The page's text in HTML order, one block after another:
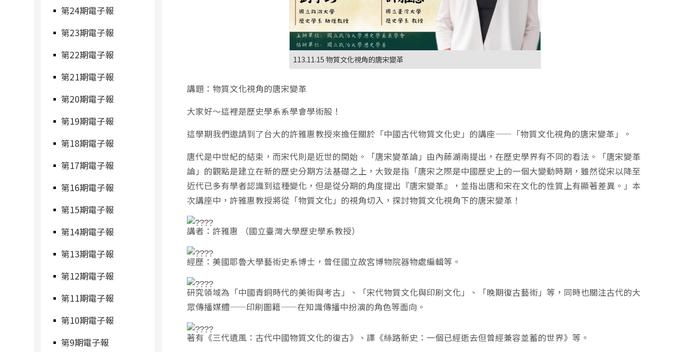
第24期電子報
第23期電子報
第22期電子報
第21期電子報
第20期電子報
第19期電子報
第18期電子報
第17期電子報
第16期電子報
第15期電子報
第14期電子報
第13期電子報
第12期電子報
第11期電子報
第10期電子報
第9期電子報
113.11.15 物質文化視角的唐宋變革
講題：物質文化視角的唐宋變革
大家好～這裡是歷史學系系學會學術股！
這學期我們邀請到了台大的許雅惠教授來擔任關於「中國古代物質文化史」的講座——「物質文化視角的唐宋變革」。
唐代是中世紀的結束，而宋代則是近世的開始。「唐宋變革論」由內藤湖南提出，在歷史學界有不同的看法。「唐宋變革
論」的觀點是建立在新的歷史分期方法基礎之上，大致是指「唐宋之際是中國歷史上的一個大變動時期，雖然從宋以降至
近代已多有學者認識到這種變化，但是從分期的角度提出『唐宋變革』，並指出唐和宋在文化的性質上有顯著差異。」本
次講座中，許雅惠教授將從「物質文化」的視角切入，探討物質文化視角下的唐宋變革！
講者：許雅惠 （國立臺灣大學歷史學系教授）
經歷：美國耶魯大學藝術史系博士，曾任國立故宮博物院器物處編輯等。
研究領域為「中國青銅時代的美術與考古」、「宋代物質文化與印刷文化」、「晚期復古藝術」等，同時也關注古代的大
眾傳播媒體——印刷圖籍——在知識傳播中扮演的角色等面向。
著有《三代遺風：古代中國物質文化的復古》、譯《絲路新史：一個已經逝去但曾經兼容並蓄的世界》等。